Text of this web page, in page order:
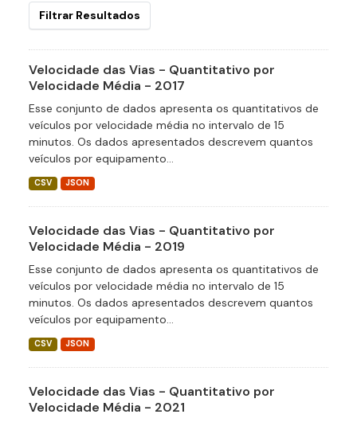
Filtrar Resultados
Velocidade das Vias - Quantitativo por
Velocidade Média - 2017
Esse conjunto de dados apresenta os quantitativos de
veículos por velocidade média no intervalo de 15
minutos. Os dados apresentados descrevem quantos
veículos por equipamento...
CSV JSON
Velocidade das Vias - Quantitativo por
Velocidade Média - 2019
Esse conjunto de dados apresenta os quantitativos de
veículos por velocidade média no intervalo de 15
minutos. Os dados apresentados descrevem quantos
veículos por equipamento...
CSV JSON
Velocidade das Vias - Quantitativo por
Velocidade Média - 2021